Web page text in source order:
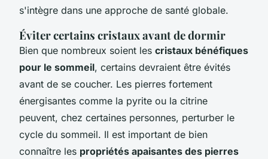
s'intègre dans une approche de santé globale.
Éviter certains cristaux avant de dormir
Bien que nombreux soient les cristaux bénéfiques
pour le sommeil, certains devraient être évités
avant de se coucher. Les pierres fortement
énergisantes comme la pyrite ou la citrine
peuvent, chez certaines personnes, perturber le
cycle du sommeil. Il est important de bien
connaître les propriétés apaisantes des pierres